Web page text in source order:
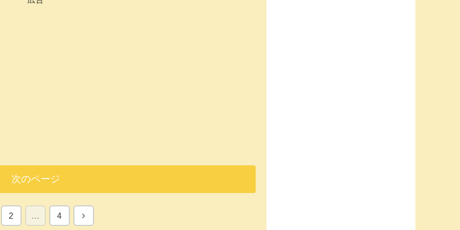
次のページ
2 … 4 次